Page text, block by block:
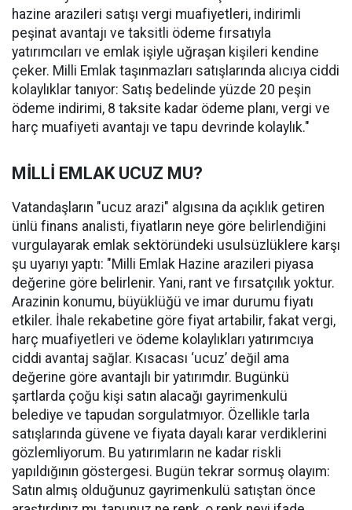
hazine arazileri satışı vergi muafiyetleri, indirimli
peşinat avantajı ve taksitli ödeme fırsatıyla
yatırımcıları ve emlak işiyle uğraşan kişileri kendine
çeker. Milli Emlak taşınmazları satışlarında alıcıya ciddi
kolaylıklar tanıyor: Satış bedelinde yüzde 20 peşin
ödeme indirimi, 8 taksite kadar ödeme planı, vergi ve
harç muafiyeti avantajı ve tapu devrinde kolaylık."
MİLLİ EMLAK UCUZ MU?
Vatandaşların "ucuz arazi" algısına da açıklık getiren
ünlü finans analisti, fiyatların neye göre belirlendiğini
vurgulayarak emlak sektöründeki usulsüzlüklere karşı
şu uyarıyı yaptı: "Milli Emlak Hazine arazileri piyasa
değerine göre belirlenir. Yani, rant ve fırsatçılık yoktur.
Arazinin konumu, büyüklüğü ve imar durumu fiyatı
etkiler. İhale rekabetine göre fiyat artabilir, fakat vergi,
harç muafiyetleri ve ödeme kolaylıkları yatırımcıya
ciddi avantaj sağlar. Kısacası ‘ucuz’ değil ama
değerine göre avantajlı bir yatırımdır. Bugünkü
şartlarda çoğu kişi satın alacağı gayrimenkulü
belediye ve tapudan sorgulatmıyor. Özellikle tarla
satışlarında güvene ve fiyata dayalı karar verdiklerini
gözlemliyorum. Bu yatırımların ne kadar riskli
yapıldığının göstergesi. Bugün tekrar sormuş olayım:
Satın almış olduğunuz gayrimenkulü satıştan önce